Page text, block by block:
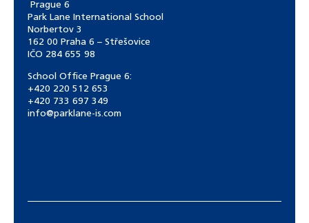
Prague 6
Park Lane International School
Norbertov 3
162 00 Praha 6 – Střešovice
IČO 284 655 98
School Office Prague 6:
+420 220 512 653
+420 733 697 349
info@parklane-is.com